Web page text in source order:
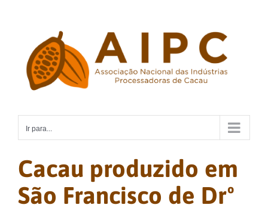
conteúdo
Ir para...
Cacau produzido em
São Francisco de Drº